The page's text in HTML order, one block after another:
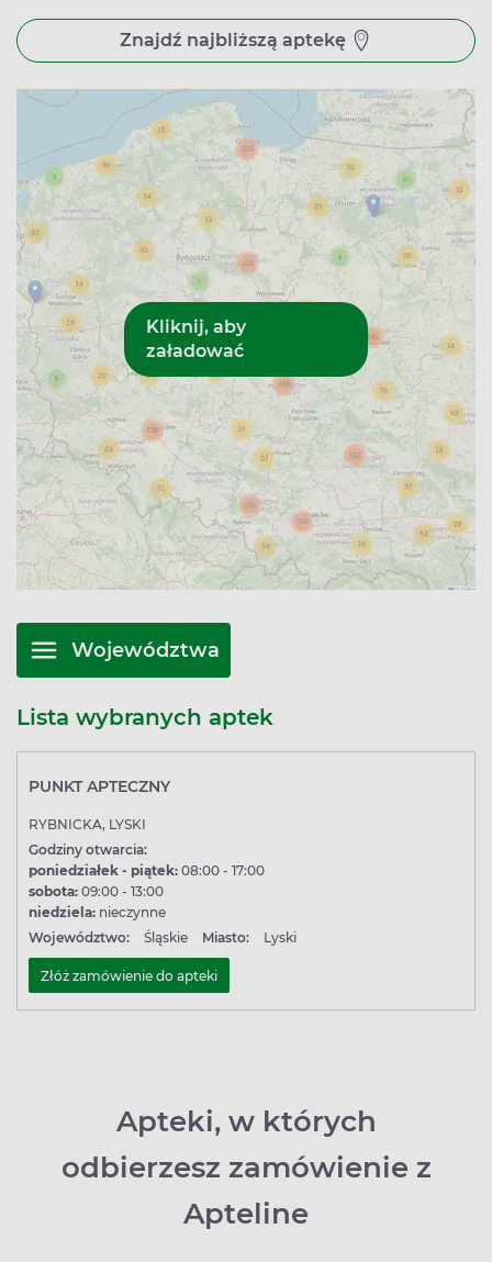
Znajdź najbliższą aptekę
Województwa
Lista wybranych aptek
PUNKT APTECZNY
RYBNICKA, LYSKI
Godziny otwarcia:
poniedziałek - piątek: 08:00 - 17:00
sobota: 09:00 - 13:00
niedziela: nieczynne
Województwo:
Śląskie Miasto: Lyski
Złóż zamówienie do apteki
Apteki, w których
odbierzesz zamówienie z
Apteline